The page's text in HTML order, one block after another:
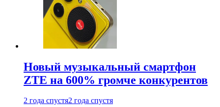
Новый музыкальный смартфон
ZTE на 600% громче конкурентов
2 года спустя2 года спустя